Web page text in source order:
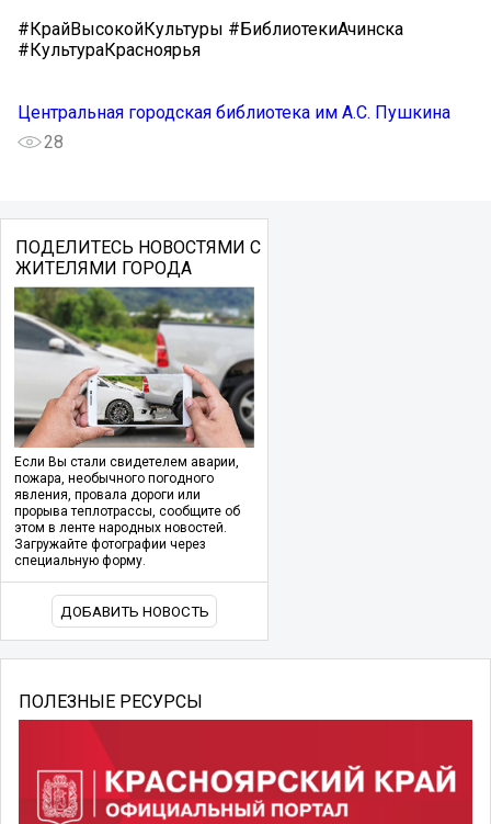
#КрайВысокойКультуры #БиблиотекиАчинска
#КультураКрасноярья
Центральная городская библиотека им А.С. Пушкина
28
ПОДЕЛИТЕСЬ НОВОСТЯМИ С
ЖИТЕЛЯМИ ГОРОДА
Если Вы стали свидетелем аварии,
пожара, необычного погодного
явления, провала дороги или
прорыва теплотрассы, сообщите об
этом в ленте народных новостей.
Загружайте фотографии через
специальную форму.
ДОБАВИТЬ НОВОСТЬ
ПОЛЕЗНЫЕ РЕСУРСЫ